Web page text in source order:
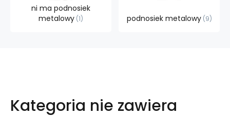
ni ma podnosiek
metalowy 1 podnosiek metalowy 9
Kategoria nie zawiera